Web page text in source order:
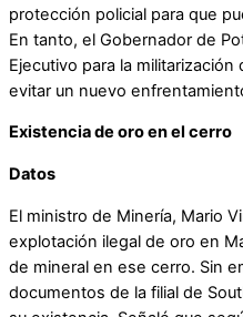
protección policial para que
En tanto, el Gobernador de
Ejecutivo para la
evitar un nuevo
Existencia de oro en el cerro
Datos
El ministro de Minería, Mario
explotación ilegal de oro en
de mineral en ese cerro. Sin
documentos de la filial de